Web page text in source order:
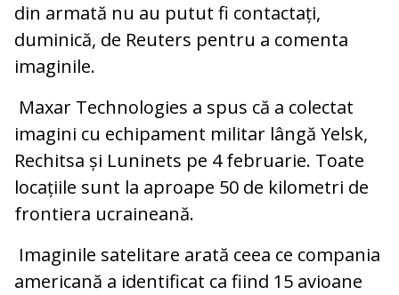
din armată nu au putut fi contactați,
duminică, de Reuters pentru a comenta
imaginile.
Maxar Technologies a spus că a colectat
imagini cu echipament militar lângă Yelsk,
Rechitsa și Luninets pe 4 februarie. Toate
locațiile sunt la aproape 50 de kilometri de
frontiera ucraineană.
Imaginile satelitare arată ceea ce compania
americană a identificat ca fiind 15 avioane